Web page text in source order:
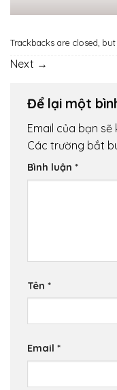
Trackbacks are closed,
Next →
Để lại một
Email của bạn
Các trường bắt
Bình luận *
Tên *
Email *